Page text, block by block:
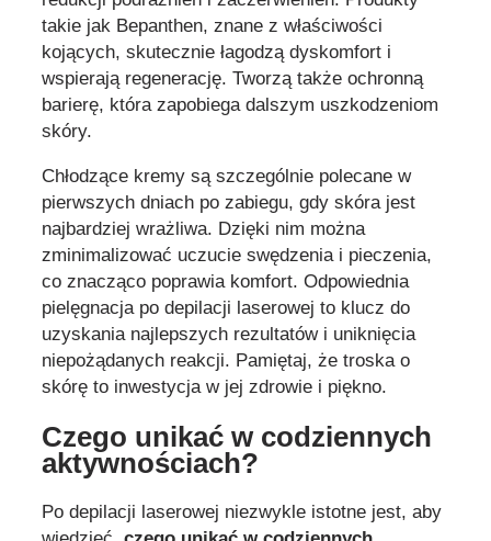
takie jak Bepanthen, znane z właściwości
kojących, skutecznie łagodzą dyskomfort i
wspierają regenerację. Tworzą także ochronną
barierę, która zapobiega dalszym uszkodzeniom
skóry.
Chłodzące kremy są szczególnie polecane w
pierwszych dniach po zabiegu, gdy skóra jest
najbardziej wrażliwa. Dzięki nim można
zminimalizować uczucie swędzenia i pieczenia,
co znacząco poprawia komfort. Odpowiednia
pielęgnacja po depilacji laserowej to klucz do
uzyskania najlepszych rezultatów i uniknięcia
niepożądanych reakcji. Pamiętaj, że troska o
skórę to inwestycja w jej zdrowie i piękno.
Czego unikać w codziennych
aktywnościach?
Po depilacji laserowej niezwykle istotne jest, aby